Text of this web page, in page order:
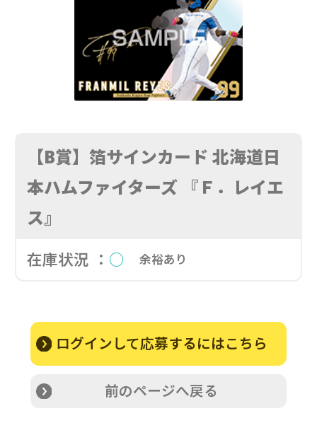
【B賞】箔サインカード 北海道日
本ハムファイターズ 『Ｆ．レイエ
ス』
在庫状況 ： ○ 余裕あり
ログインして応募するにはこちら
前のページへ戻る